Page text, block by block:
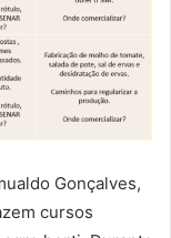
Gonçalves,
cursos